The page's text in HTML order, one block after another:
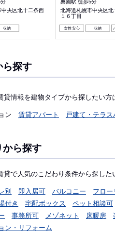
央区北十二条西
収納
桑園駅 徒歩5分
北海道札幌市中央区北
１６丁目
女性安心 収納
ら探す
貸情報を建物タイプから探したい方
ン 賃貸アパート 戸建て・テラス
から探す
貸で人気のこだわり条件から探した
別 即入居可 バルコニー フロー
付き
宅配ボックス ペット相談可
事務所可 メゾネット 床暖房
ン・リフォーム